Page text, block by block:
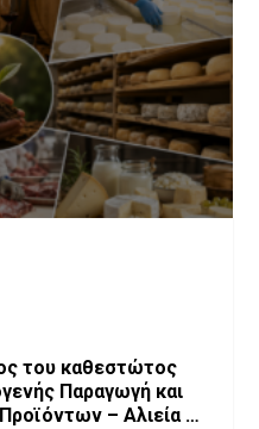
του καθεστώτος
Παραγωγή και
– Αλιεία –